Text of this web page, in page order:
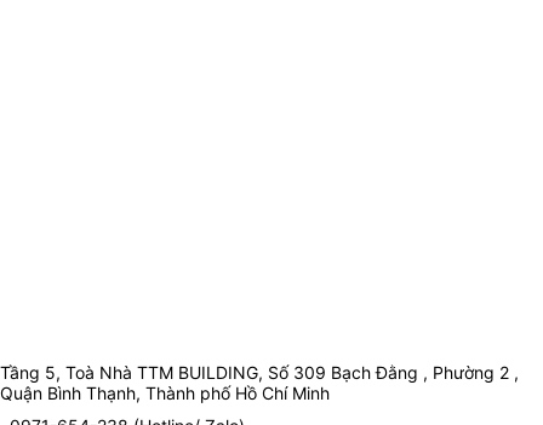
Tầng 5, Toà Nhà TTM BUILDING, Số 309 Bạch Đằng , Phường 2 ,
Quận Bình Thạnh, Thành phố Hồ Chí Minh